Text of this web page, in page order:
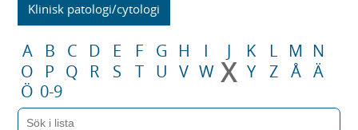
Klinisk patologi/cytologi
A B C D E F G H I J K L M N
O
P Q R S T U V W X Y Z Å Ä
Ö 0-9